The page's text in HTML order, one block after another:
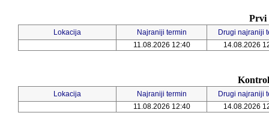
Prvi
Lokacija Najraniji termin
Drugi najraniji
11.08.2026 12:40
14.08.2026
Lokacija Najraniji termin
Drugi najraniji
11.08.2026 12:40
14.08.2026